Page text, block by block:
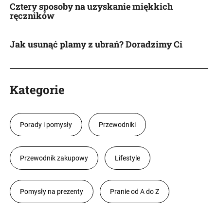
Cztery sposoby na uzyskanie miękkich
ręczników
Jak usunąć plamy z ubrań? Doradzimy Ci
Kategorie
Porady i pomysły Przewodniki
Przewodnik zakupowy Lifestyle
Pomysły na prezenty Pranie od A do Z